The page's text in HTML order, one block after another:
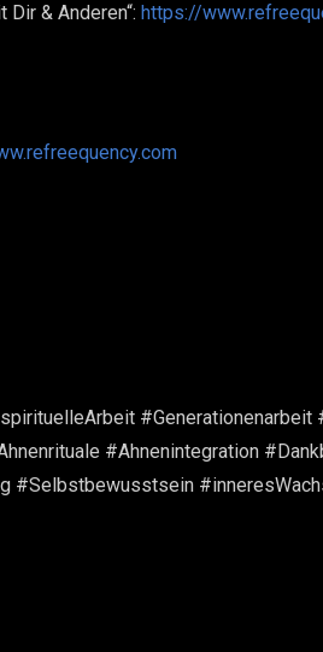
& Anderen“: https://
#Generationenarbeit
#Ahnenintegration
#Selbstbewusstsein